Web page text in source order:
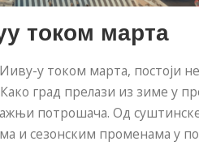
током марта
у током марта, постоји
град прелази из зиме у
потрошача. Од суштинске
и сезонским променама у